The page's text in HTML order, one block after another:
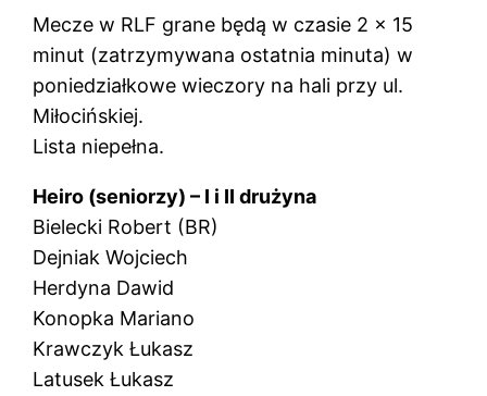
Mecze w RLF grane będą w czasie 2 x 15
minut (zatrzymywana ostatnia minuta) w
poniedziałkowe wieczory na hali przy ul.
Miłocińskiej.
Lista niepełna.
Heiro (seniorzy) – I i II drużyna
Bielecki Robert (BR)
Dejniak Wojciech
Herdyna Dawid
Konopka Mariano
Krawczyk Łukasz
Latusek Łukasz